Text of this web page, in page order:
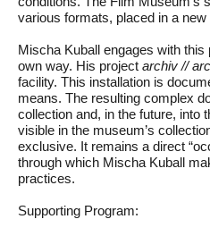
various formats, placed in a
Mischa Kuball engages with
own way. His project archiv //
facility. This installation is
means. The resulting complex
collection and, in the future, into
visible in the museum’s
exclusive. It remains a direct
through which Mischa Kuball
practices.
Supporting Program: